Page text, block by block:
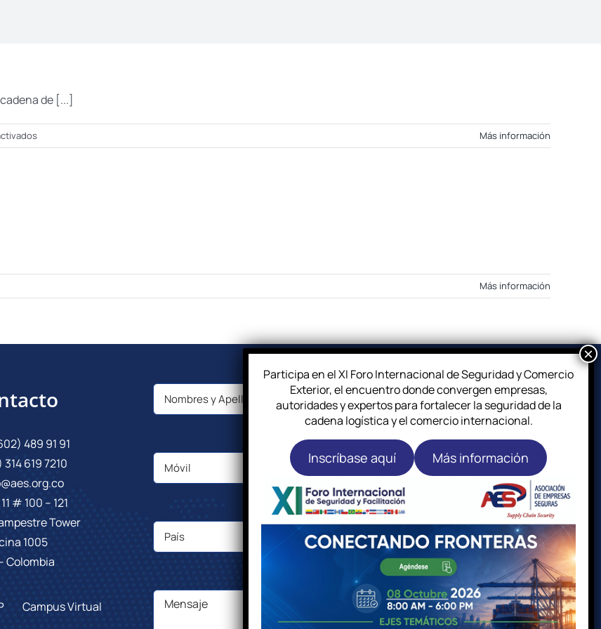
de [...]
en
Eventos
Más información
Más información
489 91 91
314 619 7210
# 100 – 121
Tower
1005
Colombia
Campus Virtual
Participa en el XI Foro Internacional de Seguridad y Comercio
Exterior, el encuentro donde convergen empresas,
autoridades y expertos para fortalecer la seguridad de la
cadena logística y el comercio internacional.
Inscríbase aquí Más información